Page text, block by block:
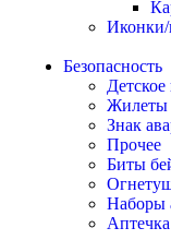
Иконки/
Безопасность
Детское
Жилеты
Знак
Прочее
Биты
Наборы
Аптечка